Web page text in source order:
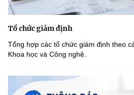
Tổ chức giám định
Tổng hợp các tổ chức giám định theo
Khoa học và Công nghệ.